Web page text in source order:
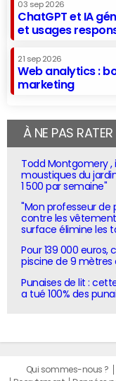
03 sep 2026
ChatGPT et IA
et usages
21 sep 2026
Web analytics :
marketing
À NE PAS RATER
Todd Montgomery ,
moustiques du
1 500 par semaine"
"Mon professeur
contre les
surface élimine les
Pour 139 000
piscine de 9
Punaises de lit :
a tué 100% des
Qui sommes-nous ?